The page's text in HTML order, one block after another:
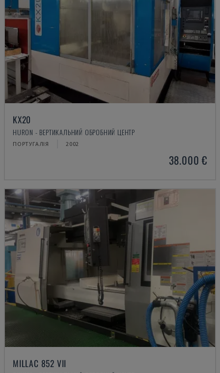
KX20
HURON - ВЕРТИКАЛЬНИЙ ОБРОБНИЙ ЦЕНТР
ПОРТУГАЛІЯ 2002
38.000 €
MILLAC 852 VII